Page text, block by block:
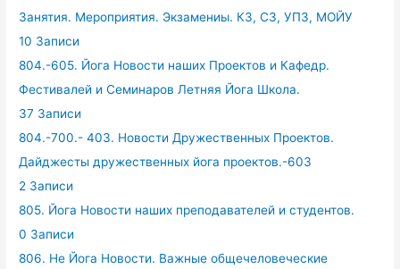
Занятия. Мероприятия. Экзамениы. КЗ, СЗ, УПЗ, МОЙУ
10 Записи
804.-605. Йога Новости наших Проектов и Кафедр.
Фестивалей и Семинаров Летняя Йога Школа.
37 Записи
804.-700.- 403. Новости Дружественных Проектов.
Дайджесты дружественных йога проектов.-603
2 Записи
805. Йога Новости наших преподавателей и студентов.
0 Записи
806. Не Йога Новости. Важные общечеловеческие